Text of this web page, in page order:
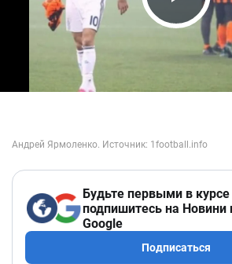
Play
Будьте первыми в курсе
подпишитесь на Новини
Google
Подписаться